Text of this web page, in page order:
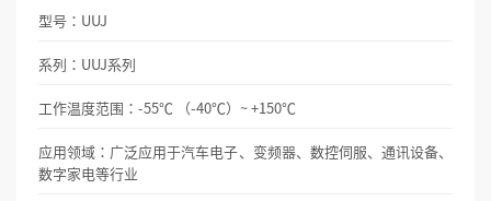
型号：UUJ
系列：UUJ系列
工作温度范围：-55℃ （-40℃）~ +150℃
应用领域：广泛应用于汽车电子、变频器、数控伺服、通讯设备、
数字家电等行业